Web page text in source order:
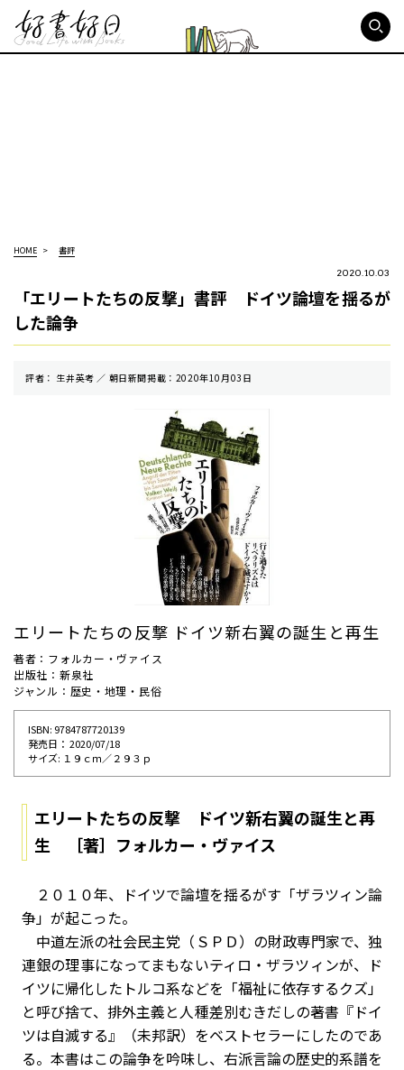
HOME 書評
2020.10.03
「エリートたちの反撃」書評 ドイツ論壇を揺るが
した論争
評者： 生井英考 ／ 朝⽇新聞掲載：2020年10月03日
エリートたちの反撃 ドイツ新右翼の誕生と再生
著者：フォルカー・ヴァイス
出版社：新泉社
ジャンル：歴史・地理・民俗
ISBN: 9784787720139
発売⽇： 2020/07/18
サイズ: １９ｃｍ／２９３ｐ
エリートたちの反撃 ドイツ新右翼の誕生と再
生 ［著］フォルカー・ヴァイス
２０１０年、ドイツで論壇を揺るがす「ザラツィン論
争」が起こった。
中道左派の社会民主党（ＳＰＤ）の財政専門家で、独
連銀の理事になってまもないティロ・ザラツィンが、ド
イツに帰化したトルコ系などを「福祉に依存するクズ」
と呼び捨て、排外主義と人種差別むきだしの著書『ドイ
ツは自滅する』（未邦訳）をベストセラーにしたのであ
る。本書はこの論争を吟味し、右派言論の歴史的系譜を